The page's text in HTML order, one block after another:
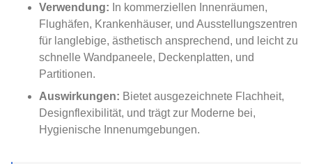
Verwendung: In kommerziellen Innenräumen,
Flughäfen, Krankenhäuser, und Ausstellungszentren
für langlebige, ästhetisch ansprechend, und leicht zu
schnelle Wandpaneele, Deckenplatten, und
Partitionen.
Auswirkungen: Bietet ausgezeichnete Flachheit,
Designflexibilität, und trägt zur Moderne bei,
Hygienische Innenumgebungen.